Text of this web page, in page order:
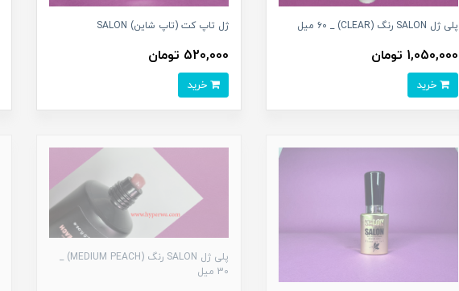
پلی ژل SALON رنگ (CLEAR) _ ۶0 میل
1,050,000 تومان
ژل تاپ کت (تاپ شاين) SALON
520,000 تومان
خرید
پلی ژل SALON رنگ (MEDIUM PEACH) _
30 میل